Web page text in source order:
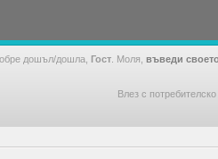
дошъл/дошла, Гост . Моля, въведи
Влез с